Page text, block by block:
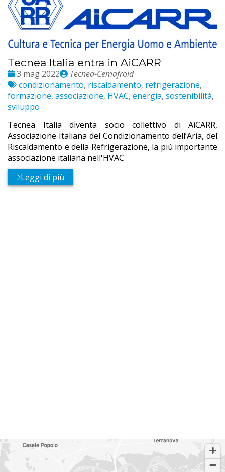
Tecnea Italia entra in AiCARR
Date
:
3 mag 2022
Publié
par
Tecnea-Cemafroid
Etichette:
condizionamento, riscaldamento, refrigerazione,
formazione, associazione, HVAC, energia, sostenibilità,
sviluppo
Tecnea Italia diventa socio collettivo di AiCARR,
Associazione Italiana del Condizionamento dell’Aria, del
Riscaldamento e della Refrigerazione, la più importante
associazione italiana nell'HVAC
Leggi di più